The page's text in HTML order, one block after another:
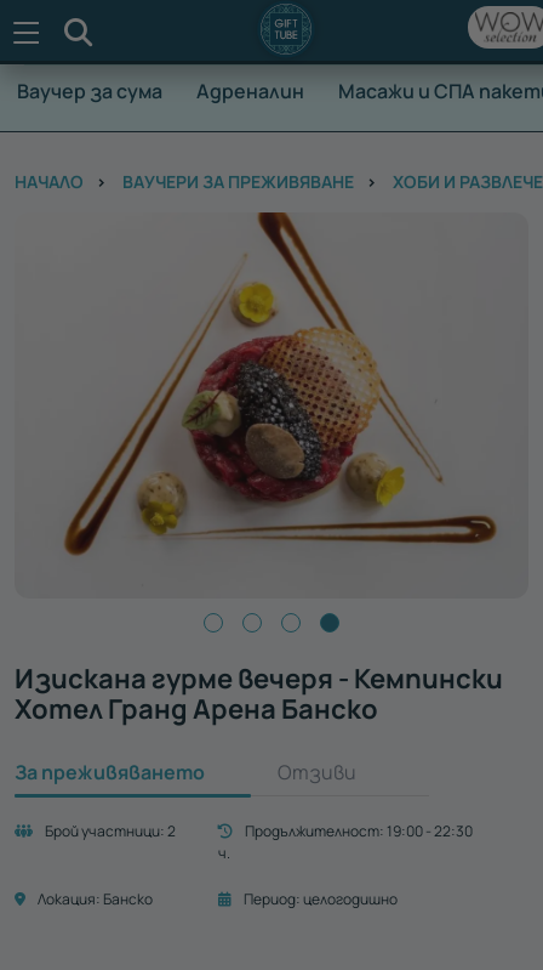
Ваучер за сума Адреналин Масажи и СПА
НАЧАЛО ВАУЧЕРИ ЗА ПРЕЖИВЯВАНЕ ХОБИ И
Изискана гурме вечеря - Кемпински
Хотел Гранд Арена Банско
За преживяването Отзиви
Брой участници:2 Продължителност: 19:00 - 22:30
ч.
Локация: Банско Период:целогодишно